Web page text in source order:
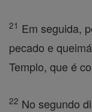
21 Em seguida,
pecado e
Templo, que é
22 No segundo